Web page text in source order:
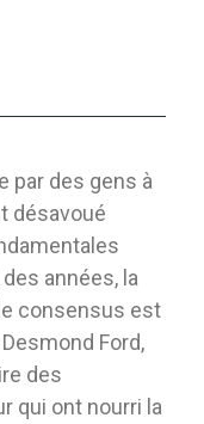
par des gens à
désavoué
années, la
consensus est
Ford,
des
qui ont nourri la